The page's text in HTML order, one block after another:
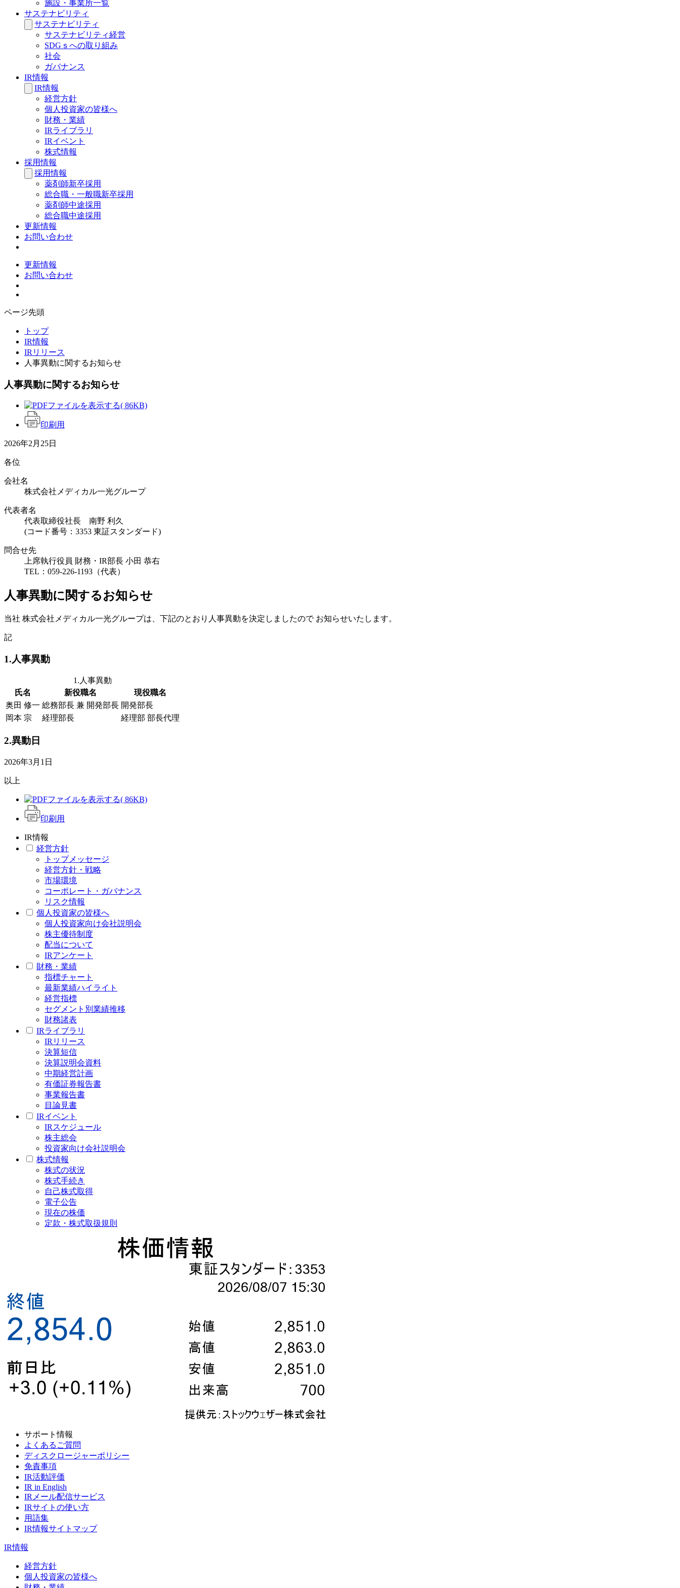
施設・事業所一覧
サステナビリティ
サステナビリティ
サステナビリティ経営
SDGｓへの取り組み
社会
ガバナンス
IR情報
IR情報
経営方針
個人投資家の皆様へ
財務・業績
IRライブラリ
IRイベント
株式情報
採用情報
採用情報
薬剤師新卒採用
総合職・一般職新卒採用
薬剤師中途採用
総合職中途採用
更新情報
お問い合わせ
更新情報
お問い合わせ
ページ先頭
トップ
IR情報
IRリリース
人事異動に関するお知らせ
人事異動に関するお知らせ
( 86KB)
印刷用
2026年2月25日
各位
会社名
株式会社メディカル一光グループ
代表者名
代表取締役社長 南野 利久
(コード番号：3353 東証スタンダード)
問合せ先
上席執行役員 財務・IR部長 小田 恭右
TEL：059-226-1193（代表）
人事異動に関するお知らせ
当社 株式会社メディカル一光グループは、下記のとおり人事異動を決定しましたので お知らせいたします。
記
1.人事異動
1.人事異動
氏名
新役職名
現役職名
奥田 修一 総務部長 兼 開発部長 開発部長
岡本 宗
経理部長 経理部 部長代理
2.異動日
2026年3月1日
以上
( 86KB)
印刷用
IR情報
経営方針
トップメッセージ
経営方針・戦略
市場環境
コーポレート・ガバナンス
リスク情報
個人投資家の皆様へ
個人投資家向け会社説明会
株主優待制度
配当について
IRアンケート
財務・業績
指標チャート
最新業績ハイライト
経営指標
セグメント別業績推移
財務諸表
IRライブラリ
IRリリース
決算短信
決算説明会資料
中期経営計画
有価証券報告書
事業報告書
目論見書
IRイベント
IRスケジュール
株主総会
投資家向け会社説明会
株式情報
株式の状況
株式手続き
自己株式取得
電子公告
現在の株価
定款・株式取扱規則
サポート情報
よくあるご質問
ディスクロージャーポリシー
免責事項
IR活動評価
IR in English
IRメール配信サービス
IRサイトの使い方
用語集
IR情報サイトマップ
IR情報
経営方針
個人投資家の皆様へ